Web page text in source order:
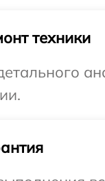
техники